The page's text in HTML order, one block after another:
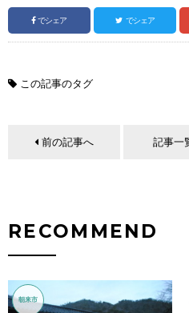
でシェア でシェア
この記事のタグ
前の記事へ 記事一
RECOMMEND
朝来市